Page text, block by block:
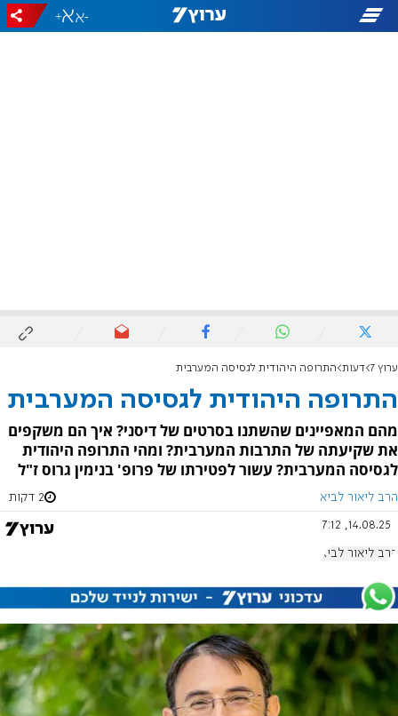
-
+
ערוץ 7 דעות התרופה היהודית לגסיסה המערבית
התרופה היהודית לגסיסה המערבית
מהם המאפיינים שהשתנו בסרטים של דיסני? איך הם משקפים
את שקיעתה של התרבות המערבית? ומהי התרופה היהודית
לגסיסה המערבית? עשור לפטירתו של פרופ' בנימין גרוס ז"ל
הרב ליאור לביא 2 דקות
14.08.25, 7:12
הרב ליאור לביא